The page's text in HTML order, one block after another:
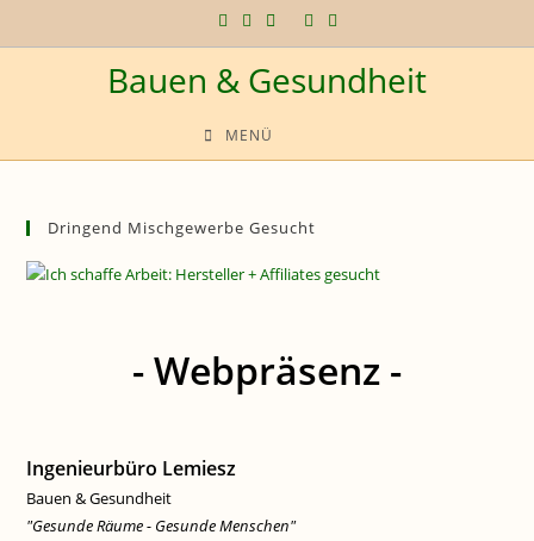
Inhalt
Bauen & Gesundheit
MENÜ
Dringend Mischgewerbe Gesucht
- Webpräsenz -
Ingenieurbüro Lemiesz
Bauen & Gesundheit
"Gesunde Räume - Gesunde Menschen"